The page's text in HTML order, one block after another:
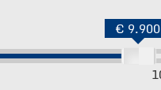
€ 9.900